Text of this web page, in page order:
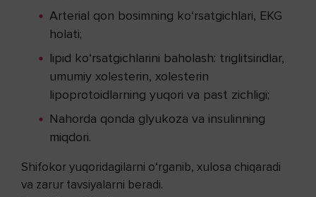
Arterial qon bosimning ko‘rsatgichlari, EKG
holati;
lipid ko‘rsatgichlarini baholash: triglitsiridlar,
umumiy xolesterin, xolesterin
lipoprotoidlarning yuqori va past zichligi;
Nahorda qonda glyukoza va insulinning
miqdori.
Shifokor yuqoridagilarni o‘rganib, xulosa chiqaradi
va zarur tavsiyalarni beradi.